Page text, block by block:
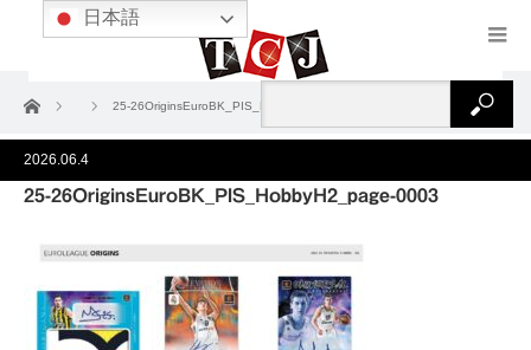
ホーム 25-26OriginsEuroBK_PIS_HobbyH2_page-0003
2026.06.4
25-26OriginsEuroBK_PIS_HobbyH2_page-0003
日本語